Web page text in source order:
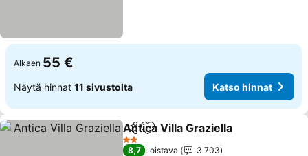
Alkaen 55 €
Näytä hinnat 11 sivustolta Katso hinnat
Jaa Lisää suosikkeihin
Antica Villa Graziella
2 Tähtiluokitus
8,7 Loistava
3 703